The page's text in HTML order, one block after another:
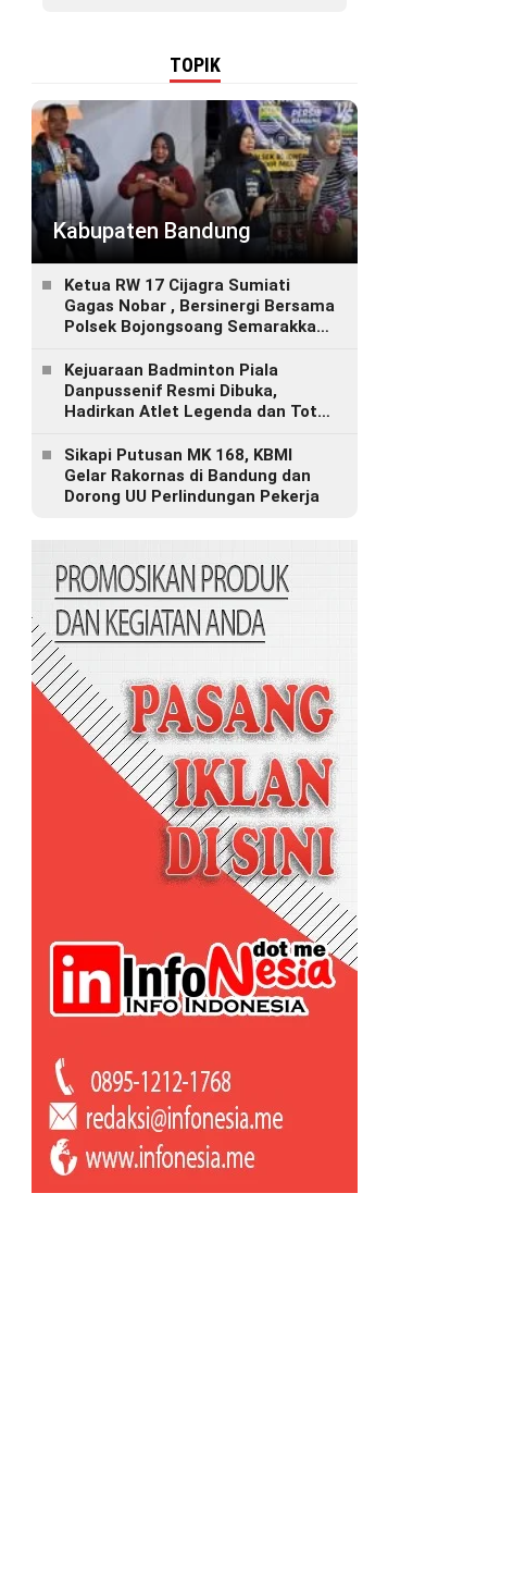
TOPIK
Kabupaten Bandung
Ketua RW 17 Cijagra Sumiati
Gagas Nobar , Bersinergi Bersama
Polsek Bojongsoang Semarakkan
Kejuaraan Badminton Piala
Danpussenif Resmi Dibuka,
Hadirkan Atlet Legenda dan Total
Sikapi Putusan MK 168, KBMI
Gelar Rakornas di Bandung dan
Dorong UU Perlindungan Pekerja